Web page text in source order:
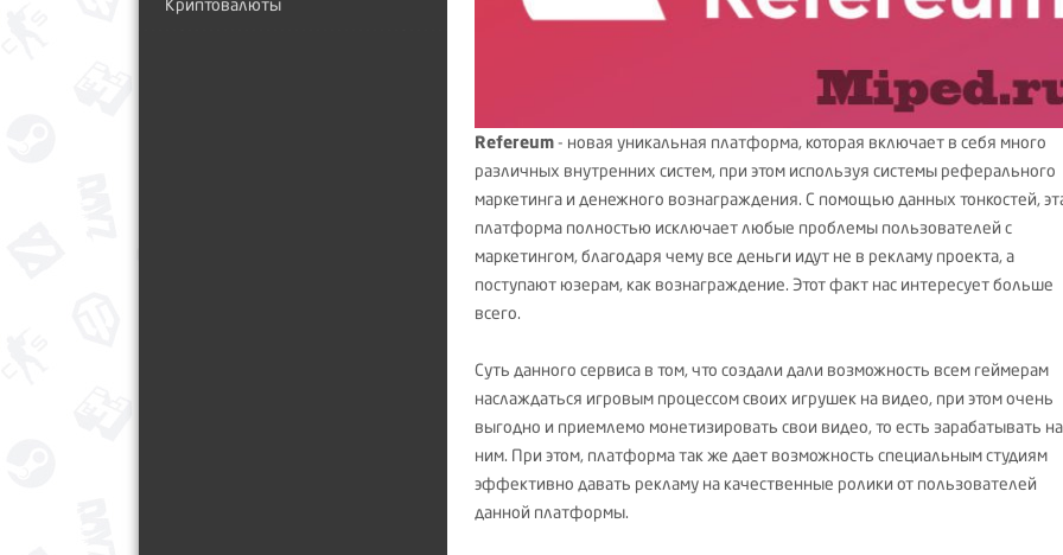
Криптовалюты
Refereum- новая уникальная платформа, которая включает в себя много
различных внутренних систем, при этом используя системы реферального
маркетинга и денежного вознаграждения. С помощью данных тонкостей,
платформа полностью исключает любые проблемы пользователей с
маркетингом, благодаря чему все деньги идут не в рекламу проекта, а
поступают юзерам, как вознаграждение. Этот факт нас интересует больше
всего.
Суть данного сервиса в том, что создали дали возможность всем геймерам
наслаждаться игровым процессом своих игрушек на видео, при этом очень
выгодно и приемлемо монетизировать свои видео, то есть зарабатывать на
ним. При этом, платформа так же дает возможность специальным студиям
эффективно давать рекламу на качественные ролики от пользователей
данной платформы.